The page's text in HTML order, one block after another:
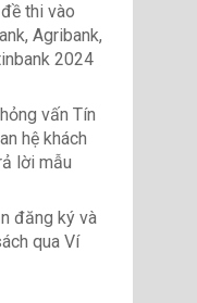
thi vào
Agribank,
2024
vấn Tín
hệ khách
lời mẫu
đăng ký và
qua Ví